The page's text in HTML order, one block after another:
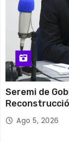
Seremi de
y el empleo en
Ago 5, 2026